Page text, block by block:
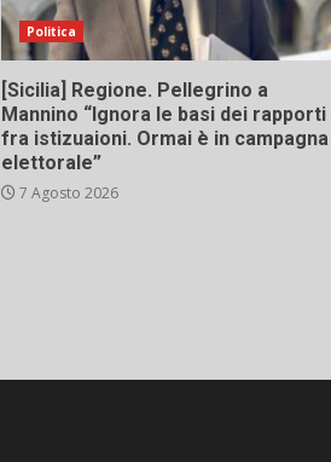
Politica
[Sicilia] Regione. Pellegrino a
Mannino “Ignora le basi dei rapporti
fra istizuaioni. Ormai è in campagna
elettorale”
7 Agosto 2026